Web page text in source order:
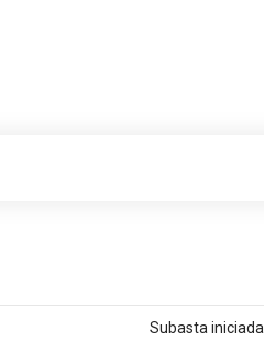
Subasta iniciada